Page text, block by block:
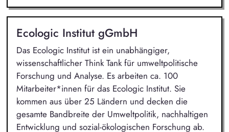
Ecologic Institut gGmbH
Das Ecologic Institut ist ein unabhängiger,
wissenschaftlicher Think Tank für umweltpolitische
Forschung und Analyse. Es arbeiten ca. 100
Mitarbeiter*innen für das Ecologic Institut. Sie
kommen aus über 25 Ländern und decken die
gesamte Bandbreite der Umweltpolitik, nachhaltigen
Entwicklung und sozial-ökologischen Forschung ab.